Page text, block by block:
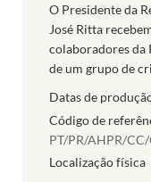
O Presidente da
José Ritta
colaboradores da
de um grupo de
Datas de
Código de
PT/PR/AHPR/
Localização física